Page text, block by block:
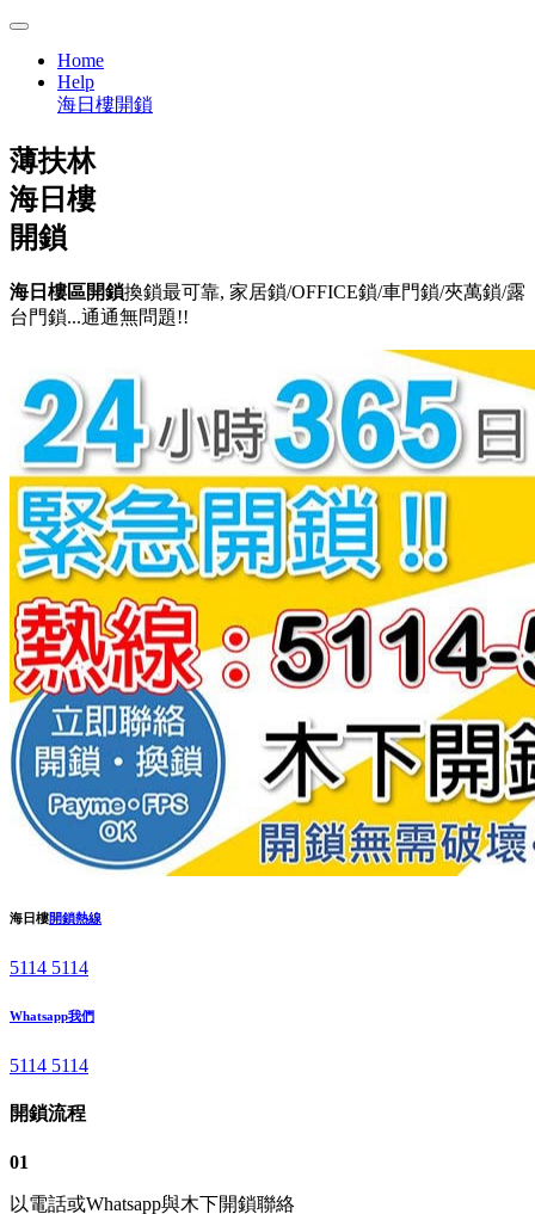
Home
Help
海日樓開鎖
薄扶林
海日樓
開鎖
海日樓區開鎖換鎖最可靠, 家居鎖/OFFICE鎖/車門鎖/夾萬鎖/露
台門鎖...通通無問題!!
海日樓開鎖熱線
5114 5114
Whatsapp我們
5114 5114
開鎖流程
01
以電話或Whatsapp與木下開鎖聯絡